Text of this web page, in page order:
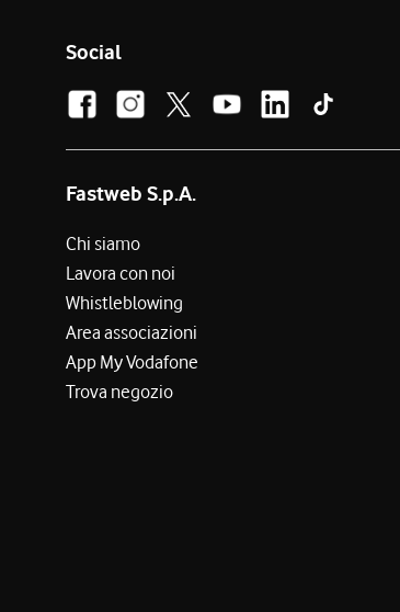
Social
Fastweb S.p.A.
Chi siamo
Lavora con noi
Whistleblowing
Area associazioni
App My Vodafone
Trova negozio